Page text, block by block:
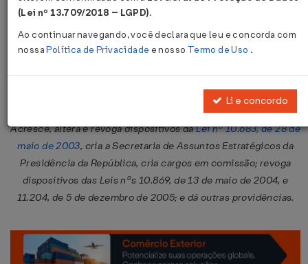
Página Inicial Legislações
Lei nº 11.754 de 23/07/2008
Publicado no DOU em 24 jul 2008
Acresce, altera e revoga dispositivos daLei nº 10.683, de 28 de
maio de 2003, cria a Secretaria de Assuntos Estratégicos da
Presidência da República, cria cargos em comissão; revoga
dispositivos das Leis nºs 10.869, de 13 de maio de 2004, e
11.204, de 5 de dezembro de 2005; e dá outras providências.
(Lei nº 13.709/2018 – LGPD).
Ao continuar navegando, você declara que leu e concorda com
nossaPolítica de Privacidade e nosso Termo de Uso .
Li e concordo